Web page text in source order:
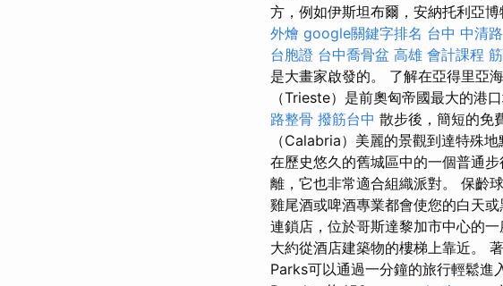
方，例如伊斯坦布爾，安納托利亞
外燴 google關鍵字排名 台中 中清
台胞證 台中喬骨盆 高雄 會計課程
是大畫家啟發的。 了解在亞得里亞
（Trieste）是前奧匈帝國最大的港
路整骨 撥筋台中 散步後，簡短的免
（Calabria）美麗的景觀到達特殊地
在歷史悠久的舊城區中的一個普通
離，它也非常適合組織派對。 保齡
雞尾酒或啤酒專業都會使您的白天
連鎖店，位於哥斯達黎加市中心的
大約從酒店建築物的樓梯上靠近。
Parks可以通過一分鐘的旅行輕鬆進